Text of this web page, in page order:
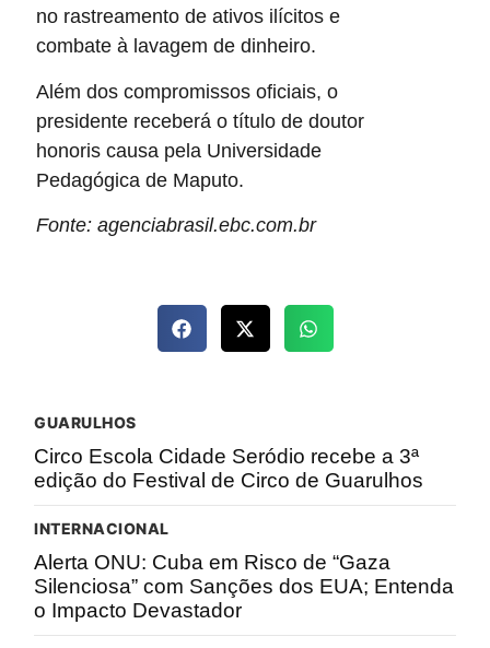
no rastreamento de ativos ilícitos e
combate à lavagem de dinheiro.
Além dos compromissos oficiais, o
presidente receberá o título de doutor
honoris causa pela Universidade
Pedagógica de Maputo.
Fonte: agenciabrasil.ebc.com.br
GUARULHOS
Circo Escola Cidade Seródio recebe a 3ª
edição do Festival de Circo de Guarulhos
INTERNACIONAL
Alerta ONU: Cuba em Risco de “Gaza
Silenciosa” com Sanções dos EUA; Entenda
o Impacto Devastador